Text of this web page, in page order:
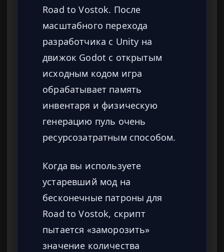
Road to Vostok. После
масштабного перехода
разработчика с Unity на
движок Godot с открытым
исходным кодом игра
обрабатывает память
инвентаря и физическую
генерацию пуль очень
ресурсозатратным способом.
Когда вы используете
устаревший мод на
бесконечные патроны для
Road to Vostok, скрипт
пытается «заморозить»
значение количества